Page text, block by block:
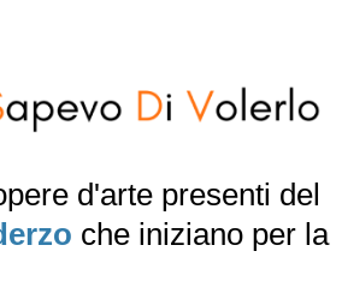
d'arte presenti del
che iniziano per la